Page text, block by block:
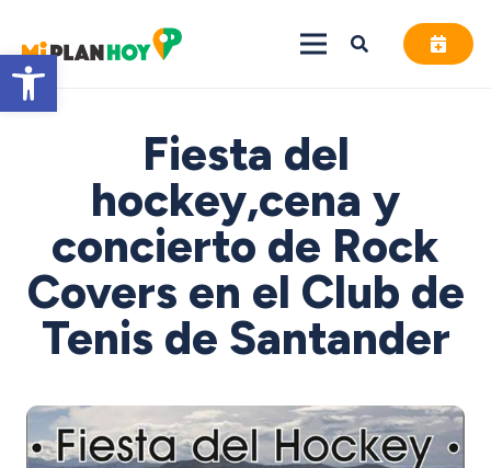
Abrir barra de herramientas
Fiesta del
hockey,cena y
concierto de Rock
Covers en el Club de
Tenis de Santander